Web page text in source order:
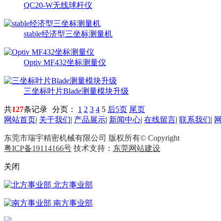
QC20-W无线球杆仪
stable经济型三坐标测量机
Optiv MF432坐标测量仪
三坐标叶片Blade测量模块升级
共127条记录 分页： 1 2 3 4 5 后5页 尾页
网站首页| 关于我们| 产品展示| 新闻中心| 在线留言| 联系我们|
东莞市瑞宇精密机械有限公司 版权所有© Copyright
粤ICP备19114166号 技术支持： 东莞网站建设
关闭
北方事业部
南方事业部